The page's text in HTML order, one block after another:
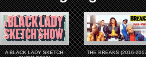
A BLACK LADY SKETCH
THE BREAKS (2016-